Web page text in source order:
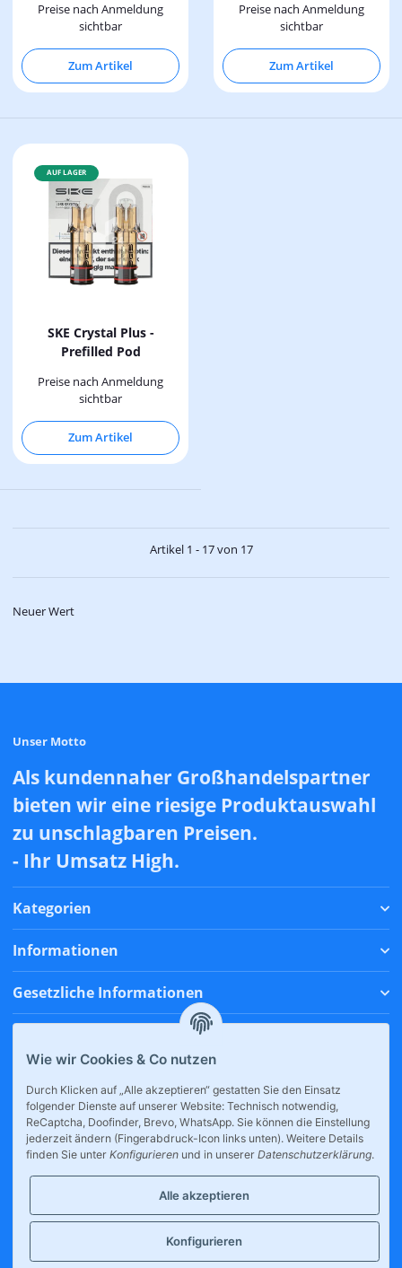
Preise nach Anmeldung
sichtbar
Zum Artikel
Preise nach Anmeldung
sichtbar
Zum Artikel
AUF LAGER
SKE Crystal Plus -
Prefilled Pod
Preise nach Anmeldung
sichtbar
Zum Artikel
Artikel 1 - 17 von 17
Neuer Wert
Unser Motto
Als kundennaher Großhandelspartner
bieten wir eine riesige Produktauswahl
zu unschlagbaren Preisen.
- Ihr Umsatz High.
Kategorien
Informationen
Gesetzliche Informationen
* Alle Preise inkl. gesetzlicher USt., zzgl.Versand
Großhandel für E-Zigaretten, internationale Snacks & Drinks.
Wie wir Cookies & Co nutzen
Durch Klicken auf „Alle akzeptieren“ gestatten Sie den Einsatz
folgender Dienste auf unserer Website: Technisch notwendig,
ReCaptcha, Doofinder, Brevo, WhatsApp. Sie können die Einstellung
jederzeit ändern (Fingerabdruck-Icon links unten). Weitere Details
finden Sie unter Konfigurieren und in unserer Datenschutzerklärung.
Alle akzeptieren
Konfigurieren